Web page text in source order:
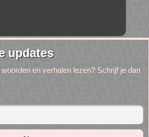
updates
en verhalen lezen? Schrijf je dan